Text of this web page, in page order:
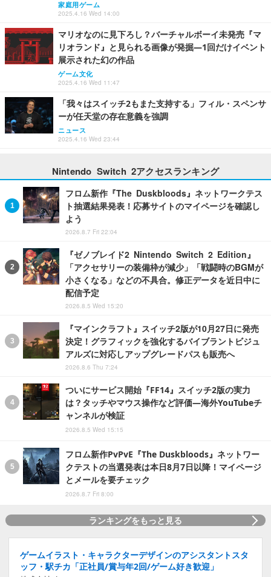
家庭用ゲーム
2025.4.16 Wed 14:00
マリオなのに見下ろし？バーチャルボーイ未発売『マ
リオランド』と見られる画像が発掘―1回だけイベント
展示された幻の作品
ゲーム文化
2025.4.16 Wed 11:47
「我々はスイッチ2もまた支持する」フィル・スペンサ
ーが任天堂の存在意義を強調
ニュース
2025.4.16 Wed 23:44
Nintendo Switch 2アクセスランキング
フロム新作『The Duskbloods』ネットワークテス
ト抽選結果発表！応募サイトのマイページを確認し
よう
2026.8.7 Fri 22:04
『ゼノブレイド2 Nintendo Switch 2 Edition』
「アクセサリーの装備枠が減少」「戦闘時のBGMが
小さくなる」などの不具合。修正データを近日中に
配信予定
2026.8.5 Wed 15:20
『マインクラフト』スイッチ2版が10月27日に発売
決定！グラフィックを強化するバイブラントビジュ
アルズに対応しアップグレードパスも販売へ
2026.8.6 Thu 7:24
ついにサービス開始『FF14』スイッチ2版の実力
は？タッチやマウス操作など評価―海外YouTubeチ
ャンネルが検証
2026.8.5 Wed 15:15
フロム新作PvPvE『The Duskbloods』ネットワー
クテストの当選発表は本日8月7日以降！マイページ
とメールを要チェック
2026.8.7 Fri 8:00
ランキングをもっと見る
ゲームイラスト・キャラクターデザインのアシスタントスタ
ッフ・駅チカ「正社員/賞与年2回/ゲーム好き歓迎」